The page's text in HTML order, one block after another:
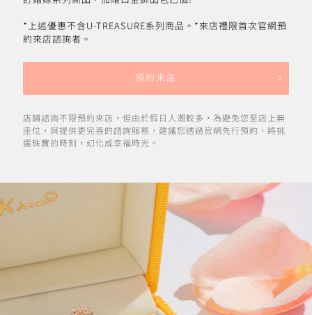
*上述優惠不含U-TREASURE系列商品。*來店禮限首次官網預
約來店諮詢者。
預約來店
店鋪諮詢不限預約來店，但由於假日人潮較多，為避免您至店上無
座位，與提供更完善的諮詢服務，建議您透過官網先行預約，將挑
選珠寶的時刻，幻化成幸福時光。